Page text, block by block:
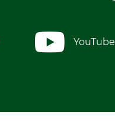
YouTube